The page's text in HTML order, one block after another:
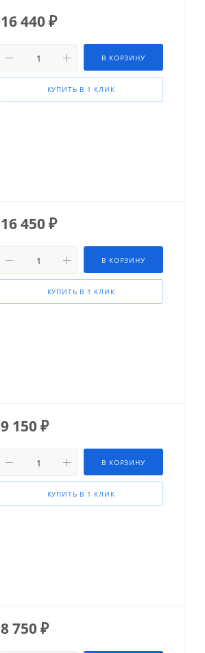
16 440₽
В КОРЗИНУ
КУПИТЬ В 1 КЛИК
16 450₽
В КОРЗИНУ
КУПИТЬ В 1 КЛИК
9 150₽
В КОРЗИНУ
КУПИТЬ В 1 КЛИК
8 750₽